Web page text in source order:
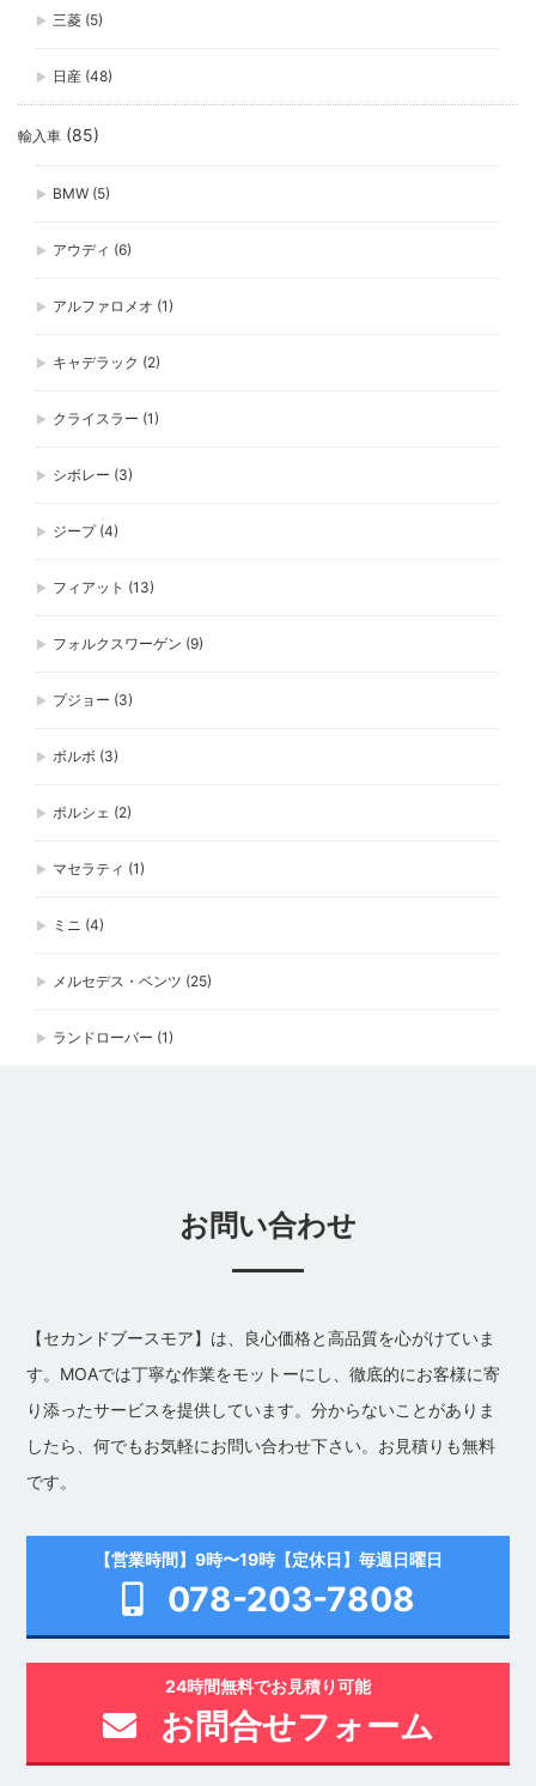
三菱 (5)
日産 (48)
輸入車 (85)
BMW (5)
アウディ (6)
アルファロメオ (1)
キャデラック (2)
クライスラー (1)
シボレー (3)
ジープ(4)
フィアット (13)
フォルクスワーゲン (9)
プジョー (3)
ボルボ (3)
ポルシェ (2)
マセラティ (1)
ミニ (4)
メルセデス・ベンツ (25)
ランドローバー (1)
お問い合わせ
【セカンドブースモア】は、良心価格と高品質を心がけていま
す。MOAでは丁寧な作業をモットーにし、徹底的にお客様に寄
り添ったサービスを提供しています。分からないことがありま
したら、何でもお気軽にお問い合わせ下さい。お見積りも無料
です。
【営業時間】9時〜19時【定休日】毎週日曜日
078-203-7808
24時間無料でお見積り可能
お問合せフォーム